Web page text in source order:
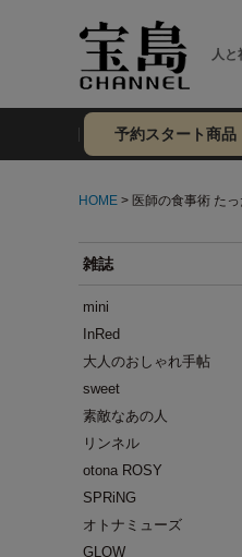
人
予約スタート商品
HOME > 医師の食事術 たっ
雑誌
mini
InRed
大人のおしゃれ手帖
sweet
素敵なあの人
リンネル
otona ROSY
SPRiNG
オトナミューズ
GLOW